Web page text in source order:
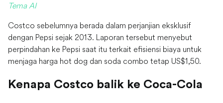
Tema AI
Costco sebelumnya berada dalam perjanjian eksklusif
dengan Pepsi sejak 2013. Laporan tersebut menyebut
perpindahan ke Pepsi saat itu terkait efisiensi biaya untuk
menjaga harga hot dog dan soda combo tetap US$1,50.
Kenapa Costco balik ke Coca-Cola